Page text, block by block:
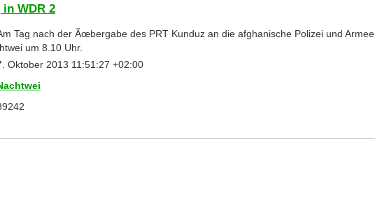
WDR 2
Tag nach der Ãœbergabe des PRT Kunduz an die afghanische Polizei und Armee
um 8.10 Uhr.
Oktober 2013 11:51:27 +02:00